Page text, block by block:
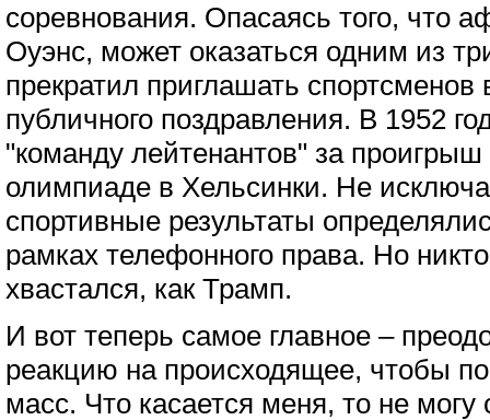
соревнования. Опасаясь того, что
Оуэнс, может оказаться одним из
прекратил приглашать
публичного поздравления. В 1952
"команду лейтенантов" за
олимпиаде в Хельсинки. Не
спортивные результаты
рамках телефонного права. Но
хвастался, как Трамп.
И вот теперь самое главное –
реакцию на происходящее, чтобы
масс. Что касается меня, то не могу